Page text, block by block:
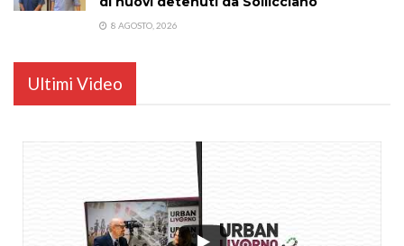
8 AGOSTO, 2026
Ultimi Video